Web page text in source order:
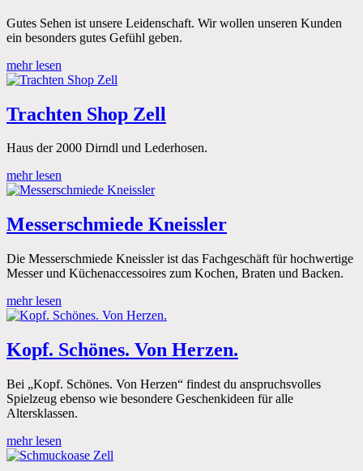
Gutes Sehen ist unsere Leidenschaft. Wir wollen unseren Kunden
ein besonders gutes Gefühl geben.
mehr lesen
Trachten Shop Zell
Haus der 2000 Dirndl und Lederhosen.
mehr lesen
Messerschmiede Kneissler
Die Messerschmiede Kneissler ist das Fachgeschäft für hochwertige
Messer und Küchenaccessoires zum Kochen, Braten und Backen.
mehr lesen
Kopf. Schönes. Von Herzen.
Bei „Kopf. Schönes. Von Herzen“ findest du anspruchsvolles
Spielzeug ebenso wie besondere Geschenkideen für alle
Altersklassen.
mehr lesen